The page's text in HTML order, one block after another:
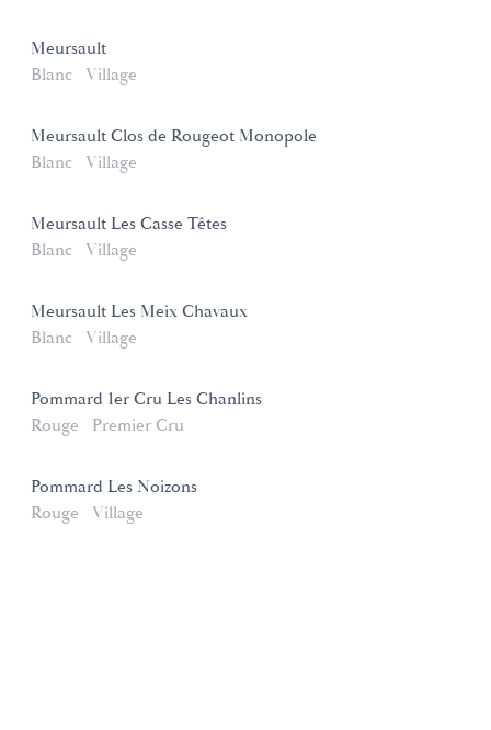
Meursault
Blanc
Village
Meursault Clos de Rougeot Monopole
Blanc
Village
Meursault Les Casse Têtes
Blanc
Village
Meursault Les Meix Chavaux
Blanc
Village
Pommard 1er Cru Les Chanlins
Rouge
Premier Cru
Pommard Les Noizons
Rouge
Village